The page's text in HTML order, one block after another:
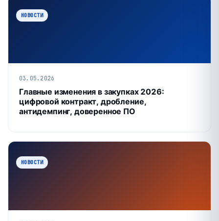
НОВОСТИ
03.05.2026
Главные изменения в закупках 2026:
цифровой контракт, дробление,
антидемпинг, доверенное ПО
НОВОСТИ